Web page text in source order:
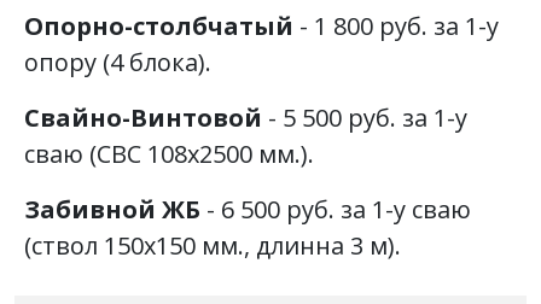
Опорно-столбчатый - 1 800 руб. за 1-у
опору (4 блока).
Свайно-Винтовой - 5 500 руб. за 1-у
сваю (СВС 108х2500 мм.).
Забивной ЖБ - 6 500 руб. за 1-у сваю
(ствол 150х150 мм., длинна 3 м).